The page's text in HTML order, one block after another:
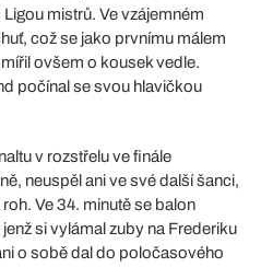
mistrů. Ve vzájemném
což se jako prvnímu málem
ovšem o kousek vedle.
počínal se svou hlavičkou
v rozstřelu ve finále
neuspěl ani ve své další šanci,
Ve 34. minutě se balon
si vylámal zuby na Frederiku
o sobě dal do poločasového